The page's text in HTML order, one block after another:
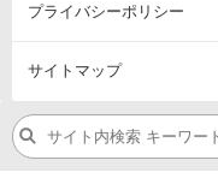
プライバシーポリシー
サイトマップ